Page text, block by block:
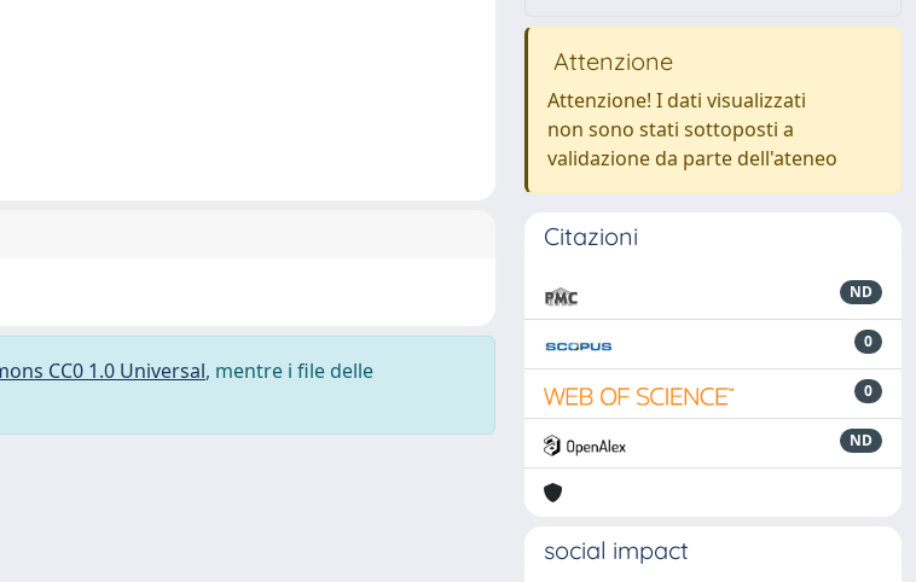
CC0 1.0 Universal, mentre i file delle
Attenzione
Attenzione! I dati visualizzati
non sono stati sottoposti a
validazione da parte dell'ateneo
Citazioni
ND
0
0
ND
social impact